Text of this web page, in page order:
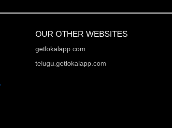
OUR OTHER WEBSITES
getlokalapp.com
telugu.getlokalapp.com